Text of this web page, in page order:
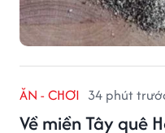
ĂN - CHƠI 34 phút
Về miền Tây quê